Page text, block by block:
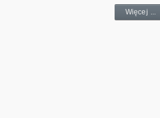
Więcej ...